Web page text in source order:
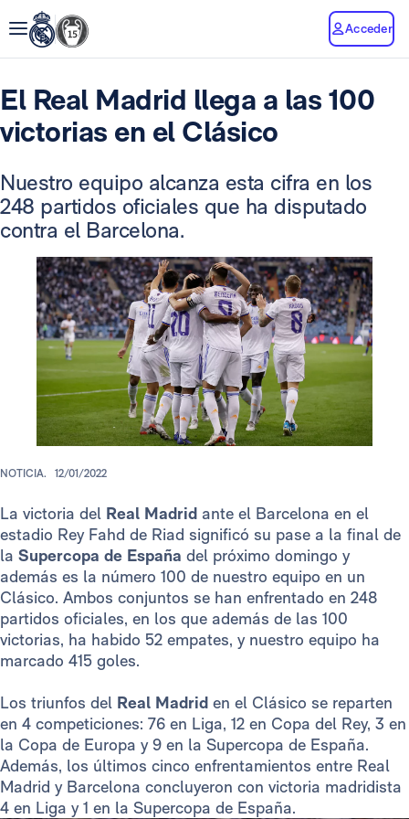
Acceder
El Real Madrid llega a las 100
victorias en el Clásico
Nuestro equipo alcanza esta cifra en los
248 partidos oficiales que ha disputado
contra el Barcelona.
NOTICIA. 12/01/2022
La victoria del Real Madrid ante el Barcelona en el
estadio Rey Fahd de Riad significó su pase a la final de
la Supercopa de España del próximo domingo y
además es la número 100 de nuestro equipo en un
Clásico. Ambos conjuntos se han enfrentado en 248
partidos oficiales, en los que además de las 100
victorias, ha habido 52 empates, y nuestro equipo ha
marcado 415 goles.
Los triunfos del Real Madrid en el Clásico se reparten
en 4 competiciones: 76 en Liga, 12 en Copa del Rey, 3 en
la Copa de Europa y 9 en la Supercopa de España.
Además, los últimos cinco enfrentamientos entre Real
Madrid y Barcelona concluyeron con victoria madridista
4 en Liga y 1 en la Supercopa de España.